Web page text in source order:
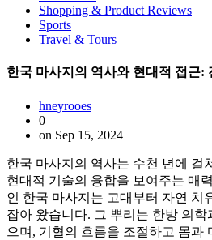
Shopping & Product Reviews
Sports
Travel & Tours
한국 마사지의 역사와 현대적 접근:
hneyrooes
0
on Sep 15, 2024
한국 마사지의 역사는 수천 년에 걸
현대적 기술의 융합을 보여주는 매
인 한국 마사지는 고대부터 자연 치
잡아 왔습니다. 그 뿌리는 한방 의
으며, 기혈의 흐름을 조절하고 몸과